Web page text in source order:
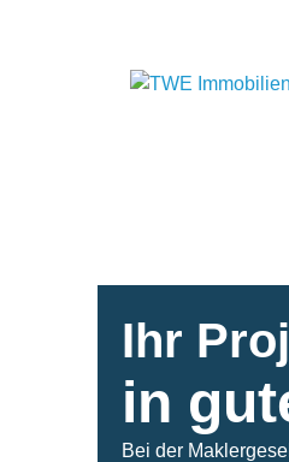
Ihr
in
Bei der